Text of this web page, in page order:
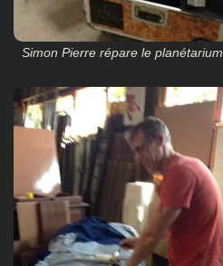
Simon Pierre répare le planétarium